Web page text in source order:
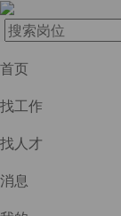
首页
找工作
找人才
消息